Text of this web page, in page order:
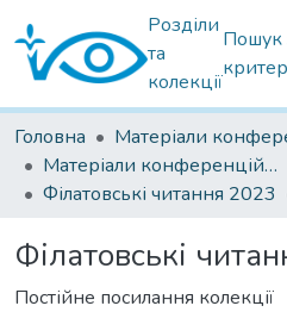
Розділи
та
колекції
Пошук
Головна
Матеріали
Матеріали конференцій Інституту Філатова
Філатовські читання 2023
Філатовські
Постійне посилання колекції